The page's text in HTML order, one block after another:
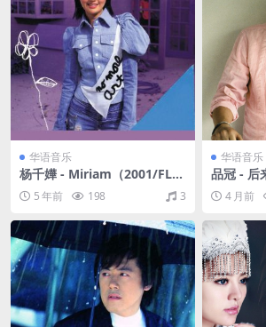
华语音乐
杨千嬅 - Miriam（2001/FLA
C/分轨/265M）
5 年前 198 3
华语音乐
品冠 - 后
（2005/
4 月前